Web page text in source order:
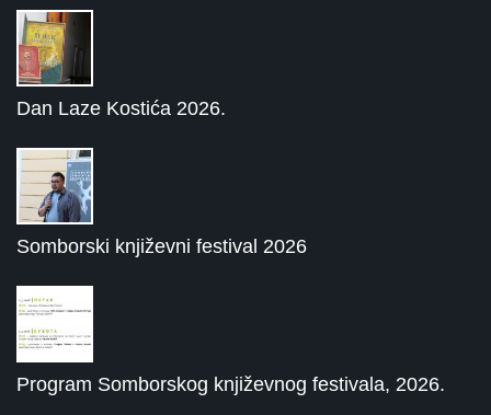
Dan Laze Kostića 2026.
Somborski književni festival 2026
Program Somborskog književnog festivala, 2026.